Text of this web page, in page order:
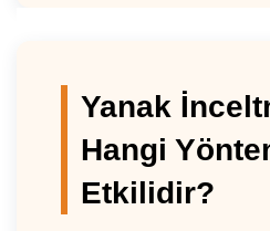
Yanak
Hangi
Etkilidir?